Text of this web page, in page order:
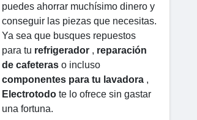
puedes ahorrar muchísimo dinero y
conseguir las piezas que necesitas.
Ya sea que busques repuestos
para tu refrigerador , reparación
de cafeteras
componentes para tu lavadora
Electrotodo te lo ofrece sin gastar
una fortuna.